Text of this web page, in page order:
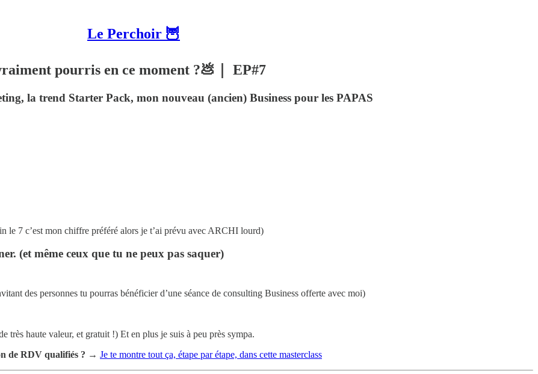
Le Perchoir 🦉
pourris en ce moment ?💩｜ EP#7
la trend Starter Pack, mon nouveau (ancien) Business pour les PAPAS
le 7 c’est mon chiffre préféré alors je t’ai prévu avec ARCHI lourd)
(et même ceux que tu ne peux pas saquer)
des personnes tu pourras bénéficier d’une séance de consulting Business offerte avec moi)
très haute valeur, et gratuit !) Et en plus je suis à peu près sympa.
de RDV qualifiés ? → Je te montre tout ça, étape par étape, dans cette masterclass